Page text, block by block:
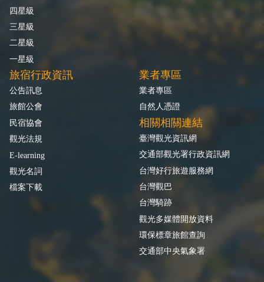
四星級
三星級
二星級
一星級
旅宿行政資訊
公告訊息
旅館公會
民宿協會
觀光法規
E-learning
觀光名詞
檔案下載
業者專區
業者專區
自然人憑證
相關相關連結
臺灣觀光資訊網
交通部觀光署行政資訊網
台灣好行旅遊服務網
台灣觀巴
台灣騎跡
觀光多媒體開放資料
環保標章旅館查詢
交通部中央氣象署